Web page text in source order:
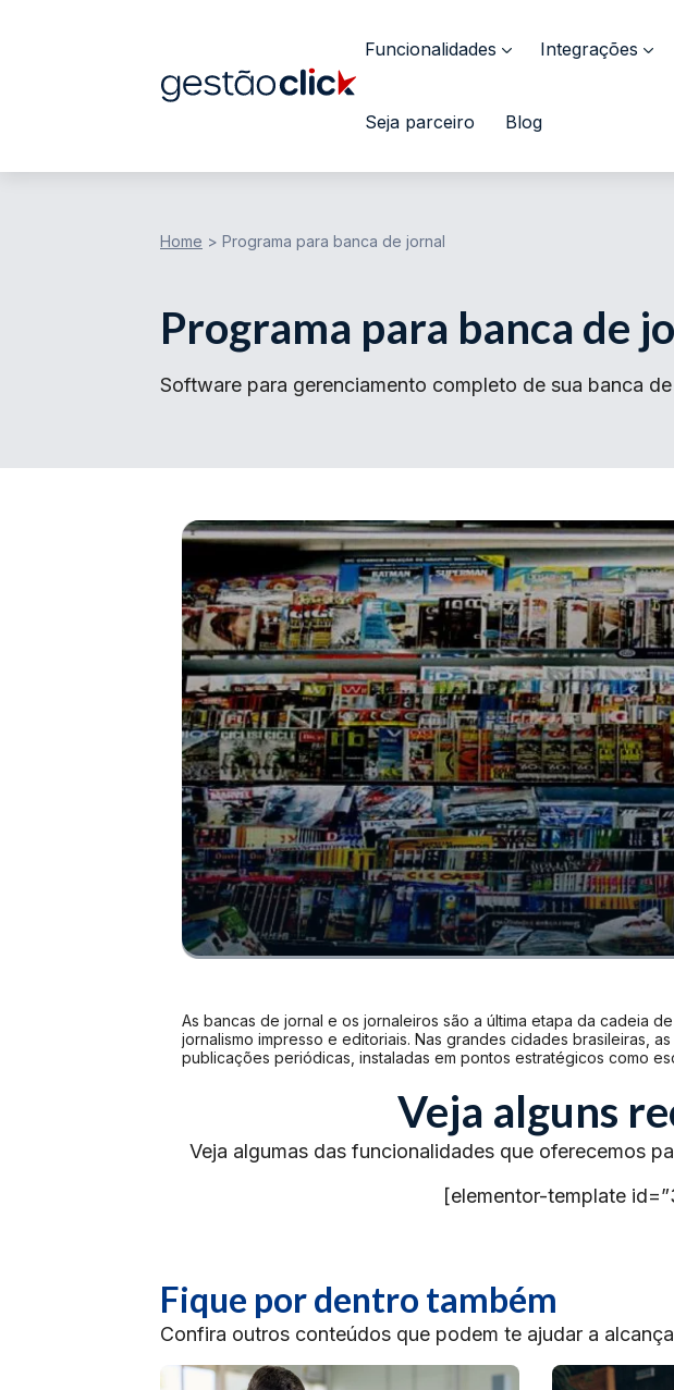
Funcionalidades Integrações
Seja parceiro Blog
Home > Programa para banca de jornal
Programa para banca de
Software para gerenciamento completo de sua banca
As bancas de jornal e os jornaleiros são a última etapa da cadeia
jornalismo impresso e editoriais. Nas grandes cidades brasileiras,
publicações periódicas, instaladas em pontos estratégicos como
Veja alguns
Veja algumas das funcionalidades que oferecemos
[elementor-template
Fique por dentro também
Confira outros conteúdos que podem te ajudar a